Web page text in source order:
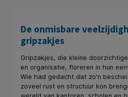
De onmisbare
gripzakjes
Gripzakjes, die kleine
en organisatie, floreren in hun
Wie had gedacht dat zo'n
zoveel rust en structuur kon